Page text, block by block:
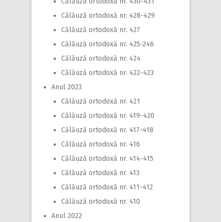
Călăuză ortodoxă nr. 428-429
Călăuză ortodoxă nr. 427
Călăuză ortodoxă nr. 425-246
Călăuză ortodoxă nr. 424
Călăuză ortodoxă nr. 422-423
Anul 2023
Călăuză ortodoxă nr. 421
Călăuză ortodoxă nr. 419-420
Călăuză ortodoxă nr. 417-418
Călăuză ortodoxă nr. 416
Călăuză ortodoxă nr. 414-415
Călăuză ortodoxă nr. 413
Călăuză ortodoxă nr. 411-412
Călăuză ortodoxă nr. 410
Anul 2022